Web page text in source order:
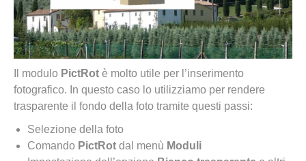
Il modulo PictRot è molto utile per l’inserimento
fotografico. In questo caso lo utilizziamo per rendere
trasparente il fondo della foto tramite questi passi:
Selezione della foto
Comando PictRot dal menù Moduli